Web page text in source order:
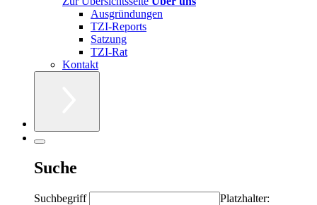
Ausgründungen
TZI-Reports
Satzung
TZI-Rat
Kontakt
Suche
Suchbegriff
Platzhalter: